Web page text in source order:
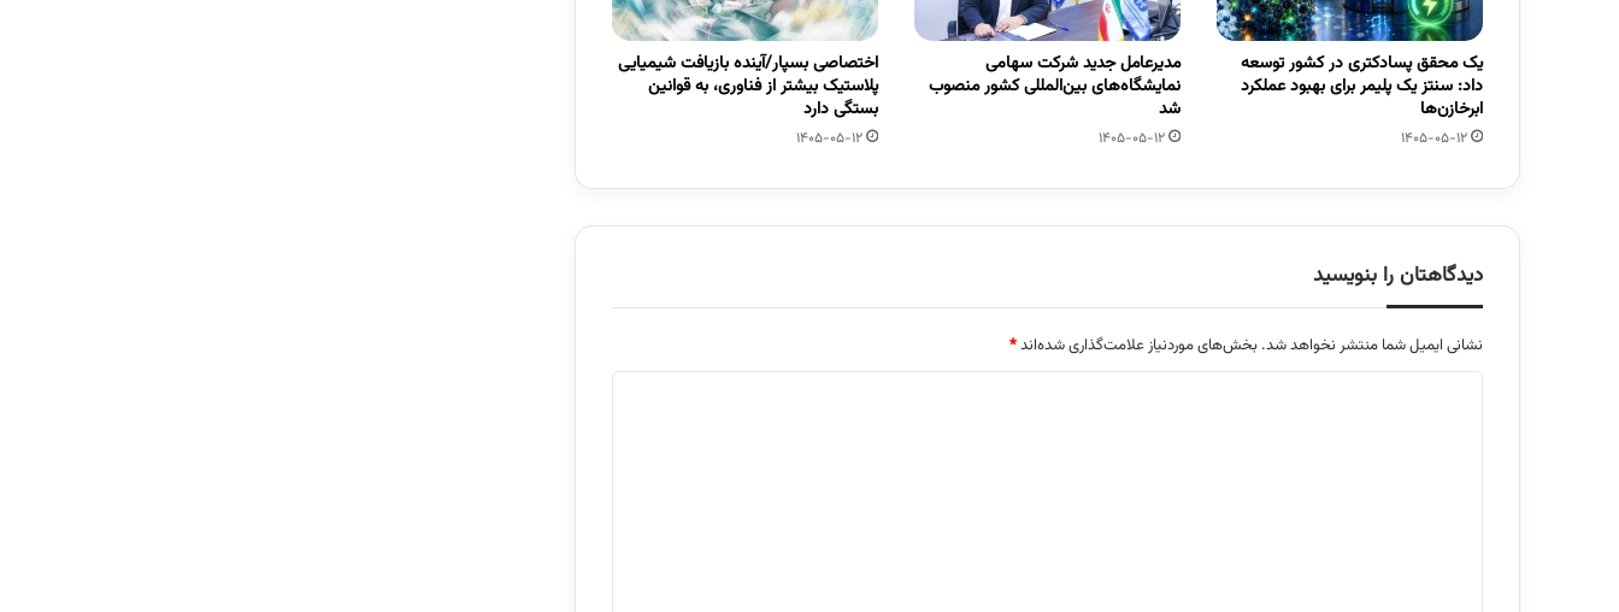
یک محقق پسادکتری در کشور توسعه
داد: سنتز یک پلیمر برای بهبود عملکرد
ابرخازن‌ها
1405-05-12
مدیرعامل جدید شرکت سهامی
نمایشگاه‌های بین‌المللی کشور منصوب
شد
1405-05-12
اختصاصی بسپار/آینده بازیافت شیمیایی
پلاستیک بیشتر از فناوری، به قوانین
بستگی دارد
1405-05-12
دیدگاهتان را بنویسید
نشانی ایمیل شما منتشر نخواهد شد. بخش‌های موردنیاز علامت‌گذاری شده‌اند*